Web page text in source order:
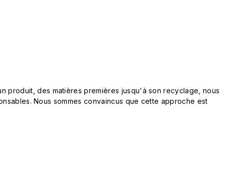
produit, des matières premières jusqu'à son recyclage, nous
Nous sommes convaincus que cette approche est